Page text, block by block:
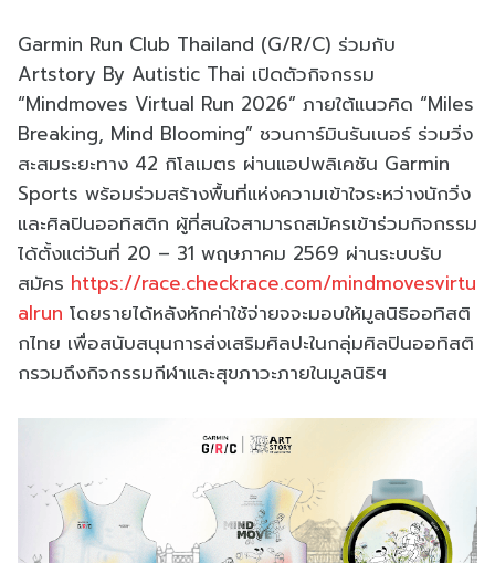
Garmin Run Club Thailand (G/R/C) ร่วมกับ
Artstory By Autistic Thai เปิดตัวกิจกรรม
“Mindmoves Virtual Run 2026” ภายใต้แนวคิด “Miles
Breaking, Mind Blooming” ชวนการ์มินรันเนอร์ ร่วมวิ่ง
สะสมระยะทาง 42 กิโลเมตร ผ่านแอปพลิเคชัน Garmin
Sports พร้อมร่วมสร้างพื้นที่แห่งความเข้าใจระหว่างนักวิ่ง
และศิลปินออทิสติก ผู้ที่สนใจสามารถสมัครเข้าร่วมกิจกรรม
ได้ตั้งแต่วันที่ 20 – 31 พฤษภาคม 2569 ผ่านระบบรับ
สมัคร https://race.checkrace.com/mindmovesvirtu
alrun โดยรายได้หลังหักค่าใช้จ่ายจจะมอบให้มูลนิธิออทิสติ
กไทย เพื่อสนับสนุนการส่งเสริมศิลปะในกลุ่มศิลปินออทิสติ
กรวมถึงกิจกรรมกีฬาและสุขภาวะภายในมูลนิธิฯ